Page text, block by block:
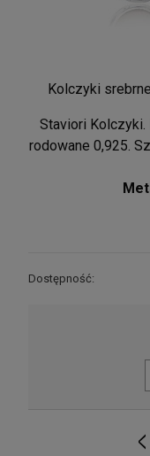
Kolczyki
Staviori Kolczyki.
rodowane 0,925.
Dostępność: